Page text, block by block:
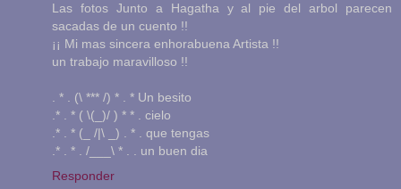
Las fotos Junto a Hagatha y al pie del arbol parecen
sacadas de un cuento !!
¡¡ Mi mas sincera enhorabuena Artista !!
un trabajo maravilloso !!
. * . (\ *** /) * . * Un besito
.* . * ( \(_)/ ) * * . cielo
.* . * (_ /|\ _) . * . que tengas
.* . * . /___\ * . . un buen dia
Responder